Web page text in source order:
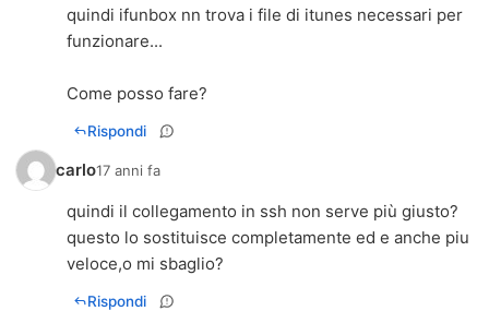
quindi ifunbox nn trova i file di itunes necessari per
funzionare...
Come posso fare?
Rispondi
carlo17 anni fa
quindi il collegamento in ssh non serve più giusto?
questo lo sostituisce completamente ed e anche piu
veloce,o mi sbaglio?
Rispondi